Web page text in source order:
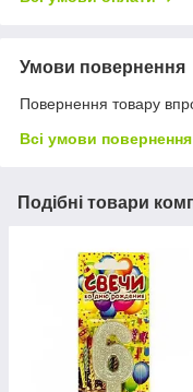
Умови повернення
Повернення товару
Всі умови повернення
Подібні товари